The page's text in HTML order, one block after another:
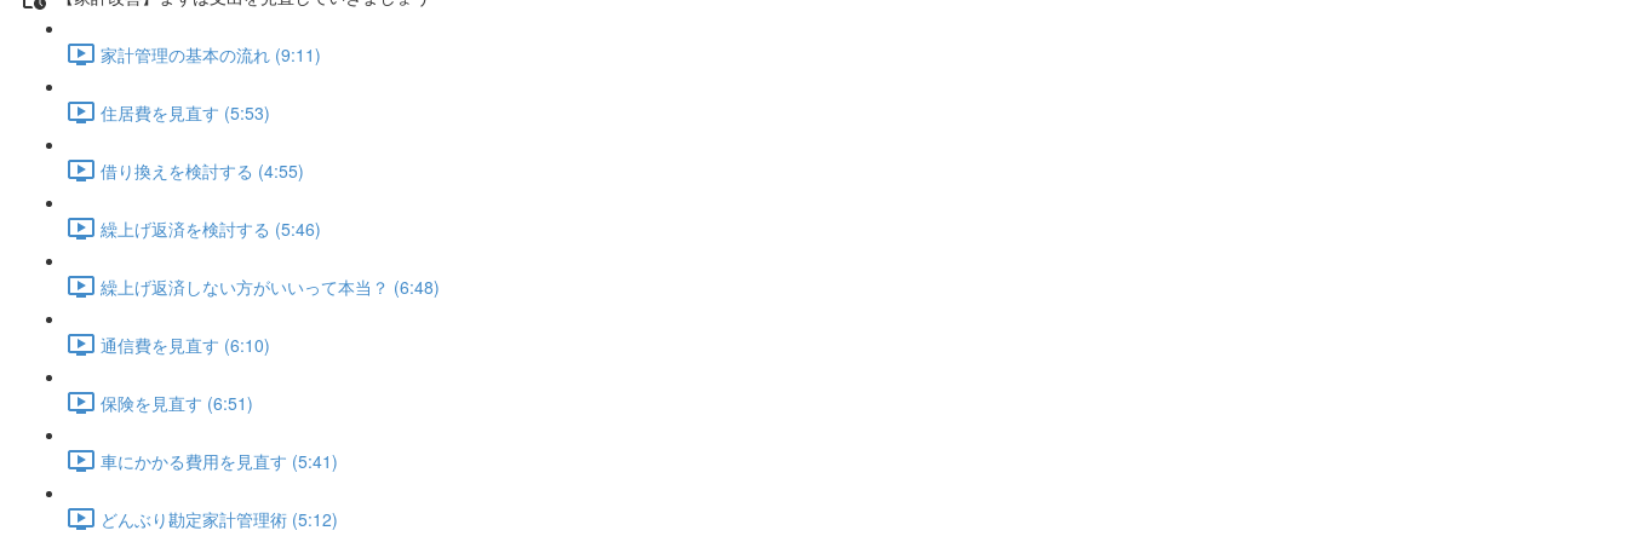
家計管理の基本の流れ (9:11)
住居費を見直す (5:53)
借り換えを検討する (4:55)
繰上げ返済を検討する (5:46)
繰上げ返済しない方がいいって本当？ (6:48)
通信費を見直す (6:10)
保険を見直す (6:51)
車にかかる費用を見直す (5:41)
どんぶり勘定家計管理術 (5:12)